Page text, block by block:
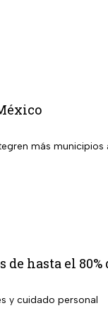
más municipios
hasta el 80%
y cuidado personal